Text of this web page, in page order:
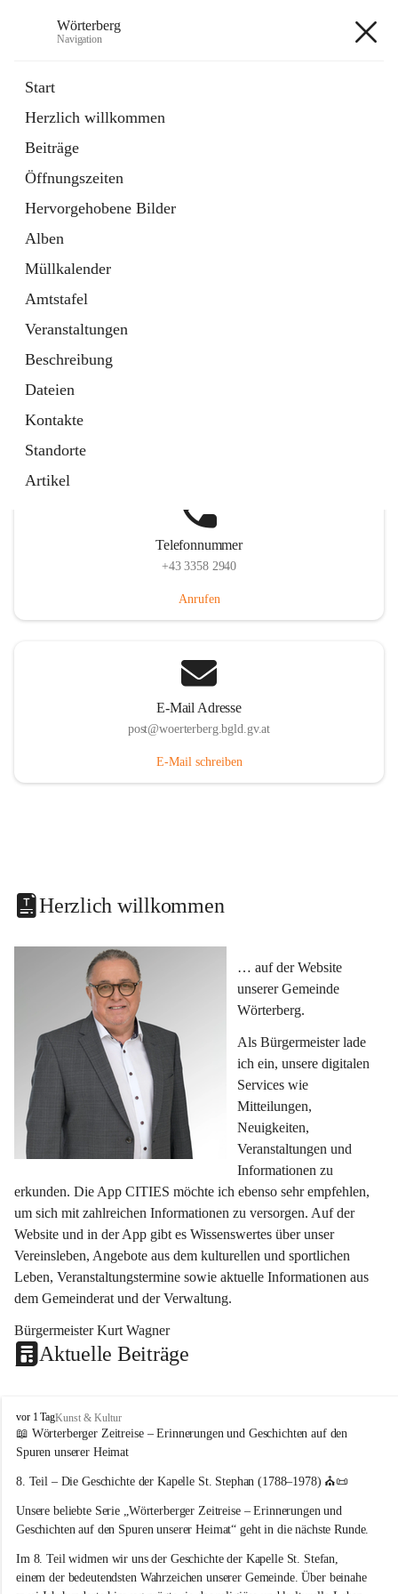
Wörterberg
Navigation
Start
Herzlich willkommen
Beiträge
Öffnungszeiten
Hervorgehobene Bilder
Alben
Müllkalender
Amtstafel
Veranstaltungen
Beschreibung
Dateien
Kontakte
Standorte
Artikel
5 Schnellzugriffe
Bürgerservice
9 Schnellzugriffe
Telefonnummer
+43 3358 2940
Anrufen
E-Mail Adresse
post@woerterberg.bgld.gv.at
E-Mail schreiben
Herzlich willkommen
… auf der Website
unserer Gemeinde
Wörterberg.
Als Bürgermeister lade
ich ein, unsere digitalen
Services wie
Mitteilungen,
Neuigkeiten,
Veranstaltungen und
Informationen zu
erkunden. Die App CITIES möchte ich ebenso sehr empfehlen,
um sich mit zahlreichen Informationen zu versorgen. Auf der
Website und in der App gibt es Wissenswertes über unser
Vereinsleben, Angebote aus dem kulturellen und sportlichen
Leben, Veranstaltungstermine sowie aktuelle Informationen aus
dem Gemeinderat und der Verwaltung.
Bürgermeister Kurt Wagner
Aktuelle Beiträge
W
ö
r
e
b
e
g
vor 1 TagKunst & Kultur
📖 Wörterberger Zeitreise – Erinnerungen und Geschichten auf den
Spuren unserer Heimat
8. Teil – Die Geschichte der Kapelle St. Stephan (1788–1978) ⛪📜
Unsere beliebte Serie „Wörterberger Zeitreise – Erinnerungen und
Geschichten auf den Spuren unserer Heimat“ geht in die nächste Runde.
Im 8. Teil widmen wir uns der Geschichte der Kapelle St. Stefan,
einem der bedeutendsten Wahrzeichen unserer Gemeinde. Über beinahe